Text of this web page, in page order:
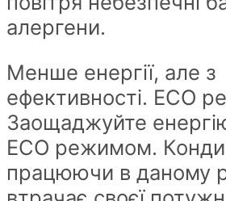
алергени.
Менше енергії, але з
ефективності. ECO
Заощаджуйте
ECO режимом.
працюючи в даному